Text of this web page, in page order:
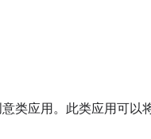
类应用。此类应用可以